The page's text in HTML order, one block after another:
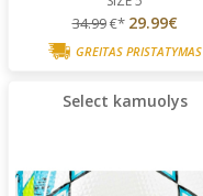
34.99€* 29.99€
GREITAS PRISTATYMAS
Select kamuolys